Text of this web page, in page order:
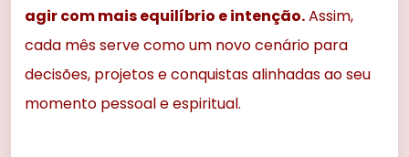
agir com mais equilíbrio e intenção.Assim,
cada mês serve como um novo cenário para
decisões, projetos e conquistas alinhadas ao seu
momento pessoal e espiritual.